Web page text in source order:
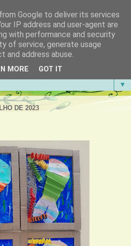
Palmo e Meio
do 1.º Ciclo da Gandra em
▼
DE 2023
Google to deliver its services
IP address and user-agent are
with performance and security
of service, generate usage
address abuse.
MORE GOT IT